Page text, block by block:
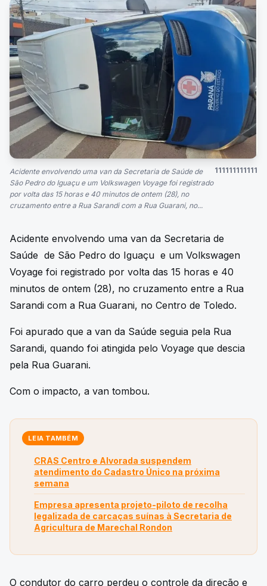
Acidente envolvendo uma van da Secretaria de Saúde de
São Pedro do Iguaçu e um Volkswagen Voyage foi registrado
por volta das 15 horas e 40 minutos de ontem (28), no
cruzamento entre a Rua Sarandi com a Rua Guarani, no...
111111111111
Acidente envolvendo uma van da Secretaria de
Saúde de São Pedro do Iguaçu e um Volkswagen
Voyage foi registrado por volta das 15 horas e 40
minutos de ontem (28), no cruzamento entre a Rua
Sarandi com a Rua Guarani, no Centro de Toledo.
Foi apurado que a van da Saúde seguia pela Rua
Sarandi, quando foi atingida pelo Voyage que descia
pela Rua Guarani.
Com o impacto, a van tombou.
LEIA TAMBÉM
CRAS Centro e Alvorada suspendem
atendimento do Cadastro Único na próxima
semana
Empresa apresenta projeto-piloto de recolha
legalizada de carcaças suínas à Secretaria de
Agricultura de Marechal Rondon
O condutor do carro perdeu o controle da direção e